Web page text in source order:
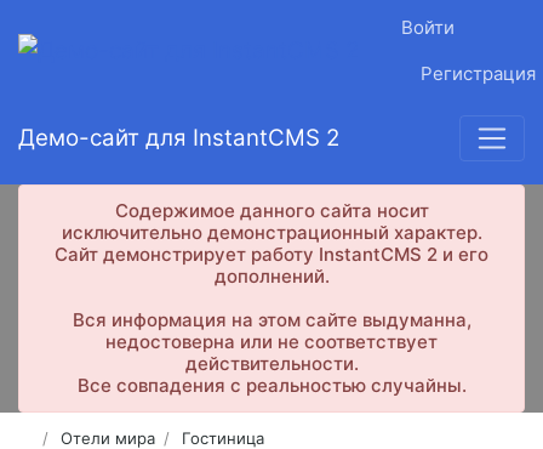
Войти
Регистрация
Демо-сайт для InstantCMS 2
Содержимое данного сайта носит
исключительно демонстрационный характер.
Сайт демонстрирует работу InstantCMS 2 и его
дополнений.
Вся информация на этом сайте выдуманна,
недостоверна или не соответствует
действительности.
Все совпадения с реальностью случайны.
Отели мира Гостиница